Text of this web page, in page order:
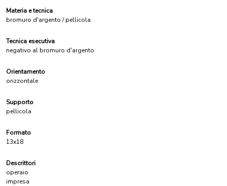
Materia e tecnica
bromuro d'argento / pellicola
Tecnica esecutiva
negativo al bromuro d'argento
Orientamento
orizzontale
Supporto
pellicola
Formato
13x18
Descrittori
operaio
impresa